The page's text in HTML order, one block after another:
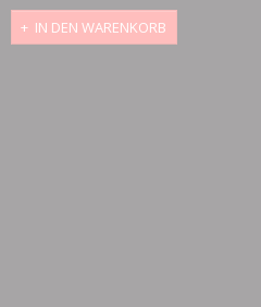
IN DEN WARENKORB